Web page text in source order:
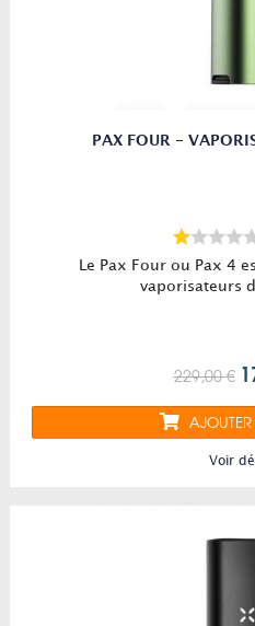
PAX FOUR -
Le Pax Four ou Pax 4
vaporisateurs
229,00 €
Voir